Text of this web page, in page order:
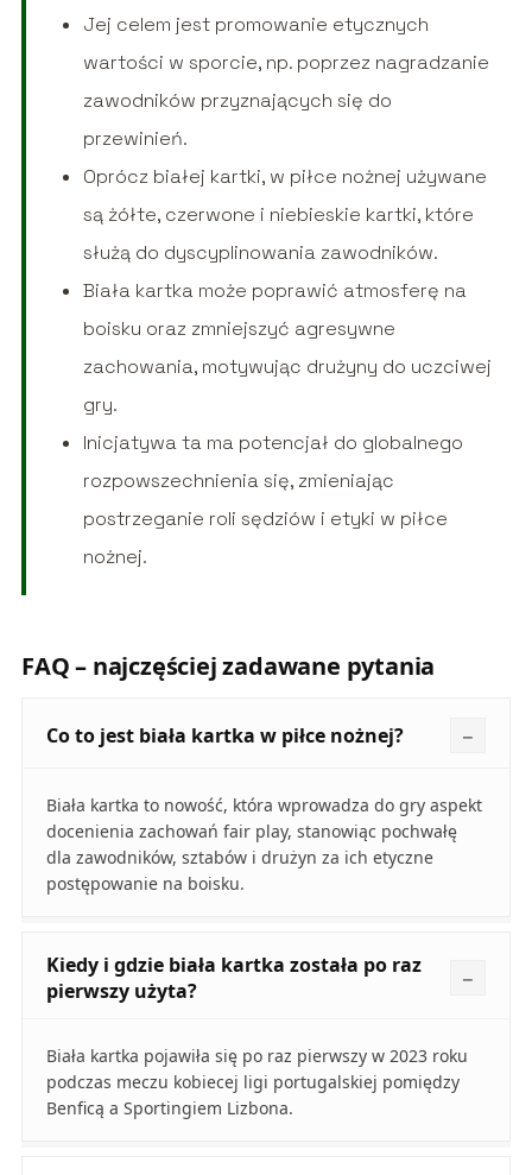
Jej celem jest promowanie etycznych
wartości w sporcie, np. poprzez nagradzanie
zawodników przyznających się do
przewinień.
Oprócz białej kartki, w piłce nożnej używane
są żółte, czerwone i niebieskie kartki, które
służą do dyscyplinowania zawodników.
Biała kartka może poprawić atmosferę na
boisku oraz zmniejszyć agresywne
zachowania, motywując drużyny do uczciwej
gry.
Inicjatywa ta ma potencjał do globalnego
rozpowszechnienia się, zmieniając
postrzeganie roli sędziów i etyki w piłce
nożnej.
FAQ – najczęściej zadawane pytania
Co to jest biała kartka w piłce nożnej?
Biała kartka to nowość, która wprowadza do gry aspekt
docenienia zachowań fair play, stanowiąc pochwałę
dla zawodników, sztabów i drużyn za ich etyczne
postępowanie na boisku.
Kiedy i gdzie biała kartka została po raz
pierwszy użyta?
Biała kartka pojawiła się po raz pierwszy w 2023 roku
podczas meczu kobiecej ligi portugalskiej pomiędzy
Benficą a Sportingiem Lizbona.